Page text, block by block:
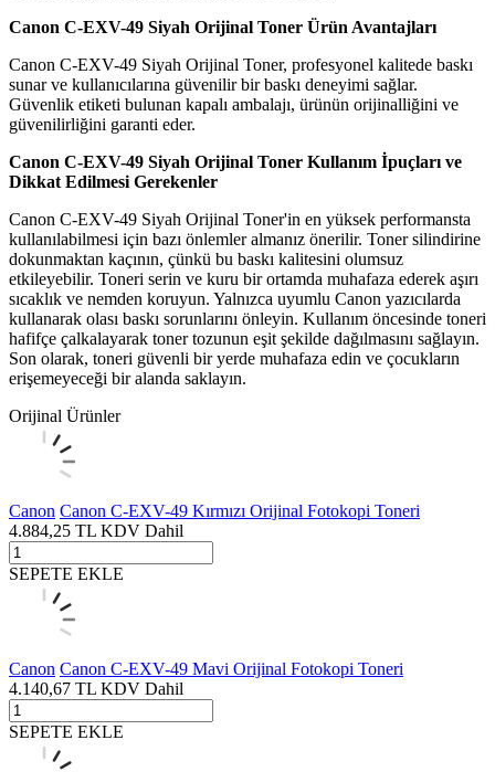
Canon C-EXV-49 Siyah Orijinal Toner Ürün Avantajları
Canon C-EXV-49 Siyah Orijinal Toner, profesyonel kalitede baskı
sunar ve kullanıcılarına güvenilir bir baskı deneyimi sağlar.
Güvenlik etiketi bulunan kapalı ambalajı, ürünün orijinalliğini ve
güvenilirliğini garanti eder.
Canon C-EXV-49 Siyah Orijinal Toner Kullanım İpuçları ve
Dikkat Edilmesi Gerekenler
Canon C-EXV-49 Siyah Orijinal Toner'in en yüksek performansta
kullanılabilmesi için bazı önlemler almanız önerilir. Toner silindirine
dokunmaktan kaçının, çünkü bu baskı kalitesini olumsuz
etkileyebilir. Toneri serin ve kuru bir ortamda muhafaza ederek aşırı
sıcaklık ve nemden koruyun. Yalnızca uyumlu Canon yazıcılarda
kullanarak olası baskı sorunlarını önleyin. Kullanım öncesinde toneri
hafifçe çalkalayarak toner tozunun eşit şekilde dağılmasını sağlayın.
Son olarak, toneri güvenli bir yerde muhafaza edin ve çocukların
erişemeyeceği bir alanda saklayın.
Orijinal Ürünler
Canon Canon C-EXV-49 Kırmızı Orijinal Fotokopi Toneri
4.884,25 TL KDV Dahil
SEPETE EKLE
Canon Canon C-EXV-49 Mavi Orijinal Fotokopi Toneri
4.140,67 TL KDV Dahil
SEPETE EKLE